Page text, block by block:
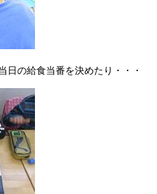
日の給食当番を決めたり・・・